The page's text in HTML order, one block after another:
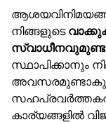
നിങ്ങളുടെ
സ്ഥാപിക്കാനും
കാര്യങ്ങളിൽ